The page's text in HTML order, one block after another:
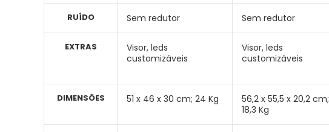
RUÍDO
EXTRAS
DIMENSÕES
Sem redutor
Visor, leds
customizáveis
51 x 46 x 30 cm; 24 Kg
Sem redutor
Visor, leds
customizáveis
‎56,2 x 55,5 x 20,2 cm;
18,3 Kg